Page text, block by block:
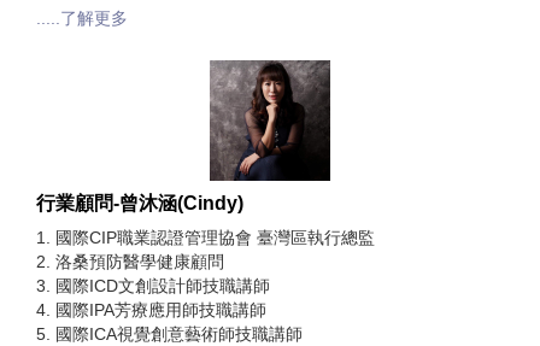
.....了解更多
行業顧問-曾沐涵(Cindy)
1. 國際CIP職業認證管理協會 臺灣區執行總監
2. 洛桑預防醫學健康顧問
3. 國際ICD文創設計師技職講師
4. 國際IPA芳療應用師技職講師
5. 國際ICA視覺創意藝術師技職講師